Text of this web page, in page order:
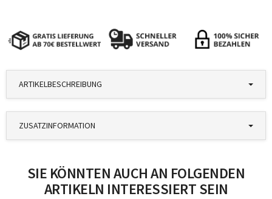
ARTIKELBESCHREIBUNG
ZUSATZINFORMATION
SIE KÖNNTEN AUCH AN FOLGENDEN
ARTIKELN INTERESSIERT SEIN